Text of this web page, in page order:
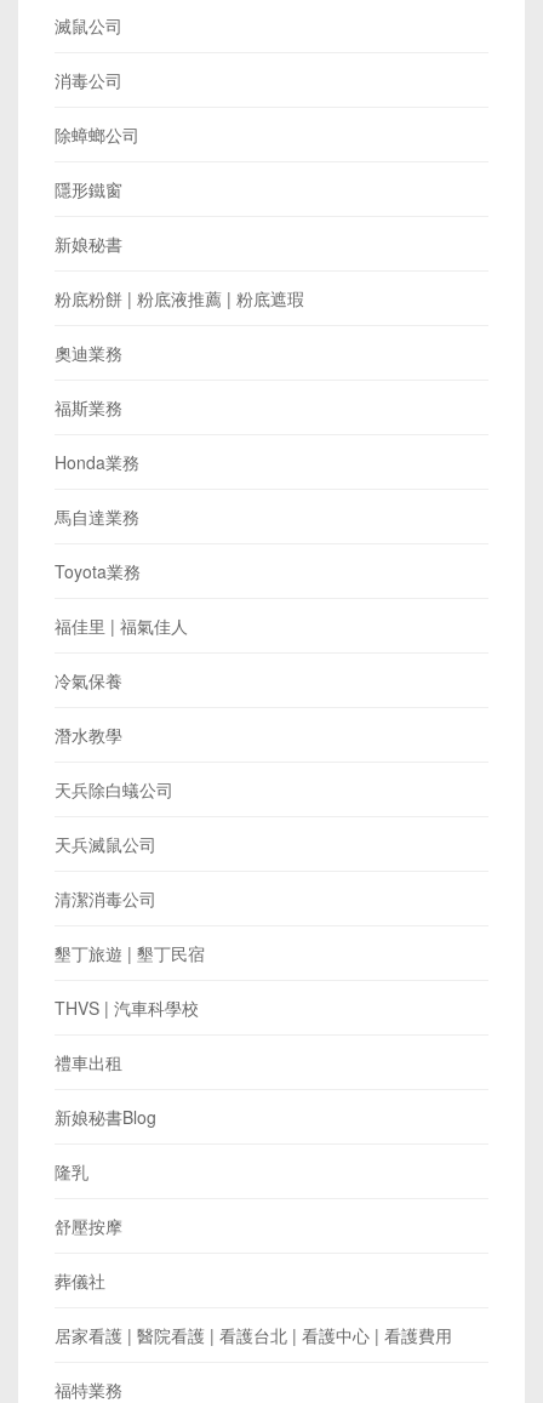
滅鼠公司
消毒公司
除蟑螂公司
隱形鐵窗
新娘秘書
粉底粉餅 | 粉底液推薦 | 粉底遮瑕
奧迪業務
福斯業務
Honda業務
馬自達業務
Toyota業務
福佳里 | 福氣佳人
冷氣保養
潛水教學
天兵除白蟻公司
天兵滅鼠公司
清潔消毒公司
墾丁旅遊 | 墾丁民宿
THVS | 汽車科學校
禮車出租
新娘秘書Blog
隆乳
舒壓按摩
葬儀社
居家看護 | 醫院看護 | 看護台北 | 看護中心 | 看護費用
福特業務